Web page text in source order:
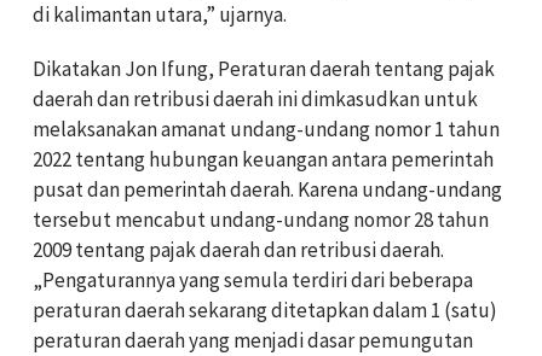
di kalimantan utara,” ujarnya.
Dikatakan Jon Ifung, Peraturan daerah tentang pajak
daerah dan retribusi daerah ini dimkasudkan untuk
melaksanakan amanat undang-undang nomor 1 tahun
2022 tentang hubungan keuangan antara pemerintah
pusat dan pemerintah daerah. Karena undang-undang
tersebut mencabut undang-undang nomor 28 tahun
2009 tentang pajak daerah dan retribusi daerah.
„Pengaturannya yang semula terdiri dari beberapa
peraturan daerah sekarang ditetapkan dalam 1 (satu)
peraturan daerah yang menjadi dasar pemungutan